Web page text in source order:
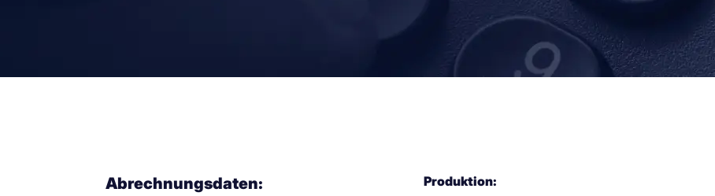
Abrechnungsdaten:
Produktion: